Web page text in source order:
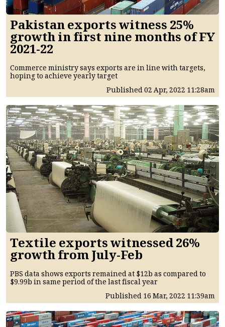
Pakistan exports witness 25%
growth in first nine months of FY
2021-22
Commerce ministry says exports are in line with targets,
hoping to achieve yearly target
Published02 Apr, 2022 11:28am
Textile exports witnessed 26%
growth from July-Feb
PBS data shows exports remained at $12b as compared to
$9.99b in same period of the last fiscal year
Published16 Mar, 2022 11:39am